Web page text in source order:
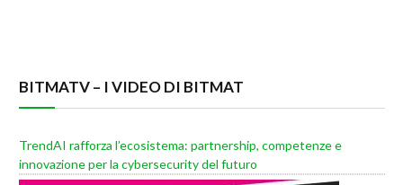
BITMATV – I VIDEO DI BITMAT
TrendAI rafforza l’ecosistema: partnership, competenze e
innovazione per la cybersecurity del futuro